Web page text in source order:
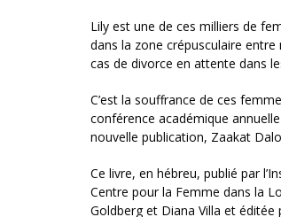
Lily est une de ces milliers de
dans la zone crépusculaire
cas de divorce en attente dans
C’est la souffrance de ces
conférence académique
nouvelle publication, Zaakat
Ce livre, en hébreu, publié par
Centre pour la Femme dans la
Goldberg et Diana Villa et éditée